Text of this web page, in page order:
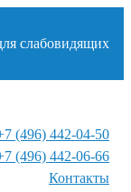
слабовидящих
(496) 442-04-50
(496) 442-06-66
Контакты⁠